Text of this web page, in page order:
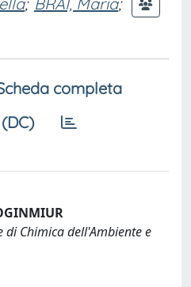
completa
di Chimica dell'Ambiente e